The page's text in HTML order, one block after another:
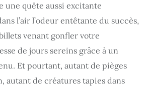
une quête aussi excitante
l’air l’odeur entêtante du succès,
venant gonfler votre
de jours sereins grâce à un
Et pourtant, autant de pièges
autant de créatures tapies dans